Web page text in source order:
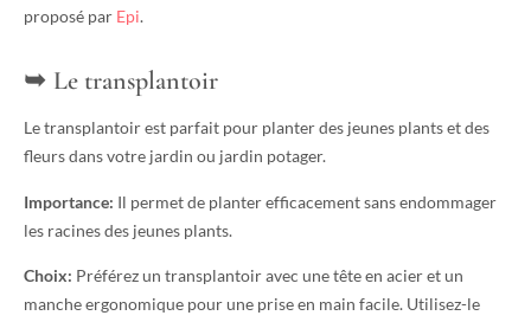
proposé par Epi.
Le transplantoir
Le transplantoir est parfait pour planter des jeunes plants et des
fleurs dans votre jardin ou jardin potager.
Importance: Il permet de planter efficacement sans endommager
les racines des jeunes plants.
Choix: Préférez un transplantoir avec une tête en acier et un
manche ergonomique pour une prise en main facile. Utilisez-le